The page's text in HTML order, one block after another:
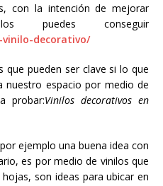
con la intención de mejorar
puedes conseguir
decorativo/
que pueden ser clave si lo que
nuestro espacio por medio de
probar:Vinilos decorativos en
ejemplo una buena idea con
es por medio de vinilos que
son ideas para ubicar en